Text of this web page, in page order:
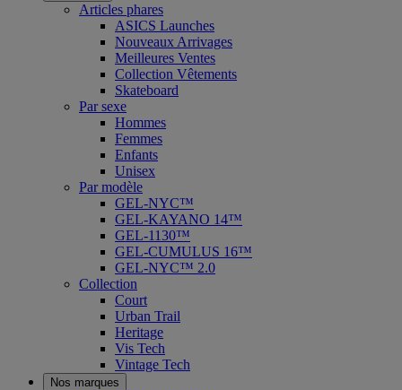
Articles phares
ASICS Launches
Nouveaux Arrivages
Meilleures Ventes
Collection Vêtements
Skateboard
Par sexe
Hommes
Femmes
Enfants
Unisex
Par modèle
GEL-NYC™
GEL-KAYANO 14™
GEL-1130™
GEL-CUMULUS 16™
GEL-NYC™ 2.0
Collection
Court
Urban Trail
Heritage
Vis Tech
Vintage Tech
Nos marques